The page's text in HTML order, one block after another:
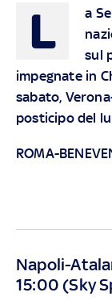
L
a
sul
impegnate in
sabato,
posticipo del
ROMA-
Napoli-
15:00 (Sky